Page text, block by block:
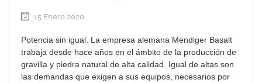
15 Enero 2020
Potencia sin igual. La empresa alemana Mendiger Basalt
trabaja desde hace años en el ámbito de la producción de
gravilla y piedra natural de alta calidad. Igual de altas son
las demandas que exigen a sus equipos, necesarios por